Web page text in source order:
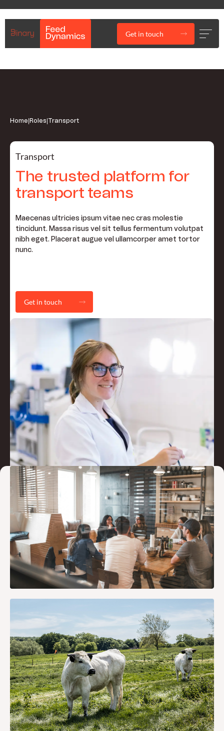
Get in touch
Home Roles Transport
Transport
The trusted platform for
transport teams
Maecenas ultricies ipsum vitae nec cras molestie
tincidunt. Massa risus vel sit tellus fermentum volutpat
nibh eget. Placerat augue vel ullamcorper amet tortor
nunc.
Get in touch